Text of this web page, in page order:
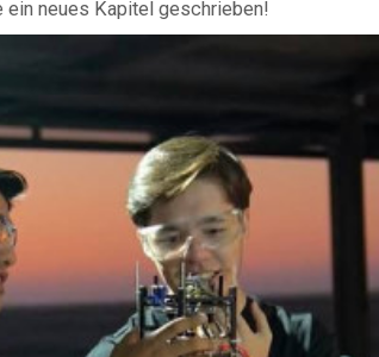
neues Kapitel geschrieben!